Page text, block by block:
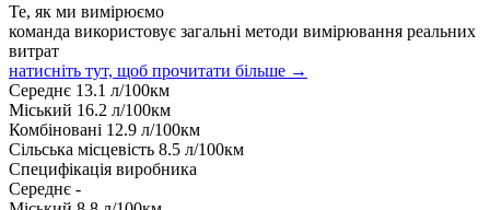
Те, як ми вимірюємо
команда використовує загальні методи вимірювання реальних
витрат
натисніть тут, щоб прочитати більше →
Середнє 13.1 л/100км
Міський 16.2 л/100км
Комбіновані 12.9 л/100км
Сільська місцевість 8.5 л/100км
Специфікація виробника
Середнє -